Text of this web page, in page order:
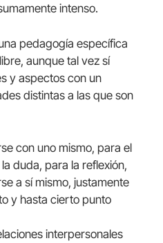
intenso.
pedagogía específica
aunque tal vez sí
y aspectos con un
distintas a las que son
con uno mismo, para el
duda, para la reflexión,
a sí mismo, justamente
y hasta cierto punto
interpersonales